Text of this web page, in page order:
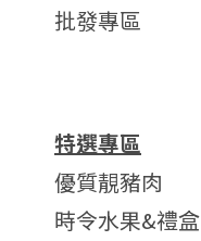
批發專區
特選專區
優質靚豬肉
時令水果&禮盒